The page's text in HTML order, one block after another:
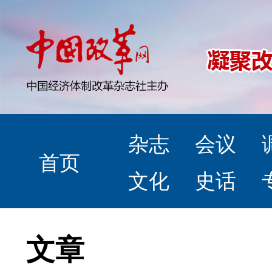
首页
杂志 会议
文化
史话
文章